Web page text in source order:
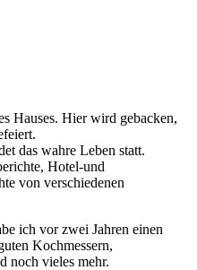
Hauses. Hier wird gebacken,
das wahre Leben statt.
Hotel-und
von verschiedenen
ich vor zwei Jahren einen
Kochmessern,
noch vieles mehr.